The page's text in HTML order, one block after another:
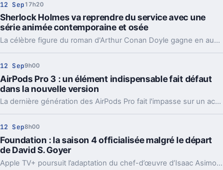
12 Sep 17h20
Sherlock Holmes va reprendre du service avec une
série animée contemporaine et osée
La célèbre figure du roman d'Arthur Conan Doyle gagne en audace et en modernité.
12 Sep9h00
AirPods Pro 3 : un élément indispensable fait défaut
dans la nouvelle version
La dernière génération des AirPods Pro fait l'impasse sur un accessoire jugé indispensable par de nombreux utilisateurs. Cette absence pourrait impacter l'expérience quotidienne et obliger certains acheteurs à se tourner vers des solutions alternatives.
12 Sep8h00
Foundation : la saison 4 officialisée malgré le départ
de David S. Goyer
Apple TV+ poursuit l’adaptation du chef-d’œuvre d’Isaac Asimov avec de nouveaux showrunners à la barre.